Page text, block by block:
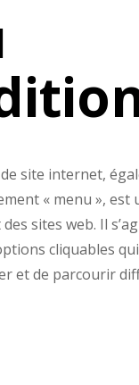
site internet,
« menu », est
sites web. Il
cliquables
et de parcourir